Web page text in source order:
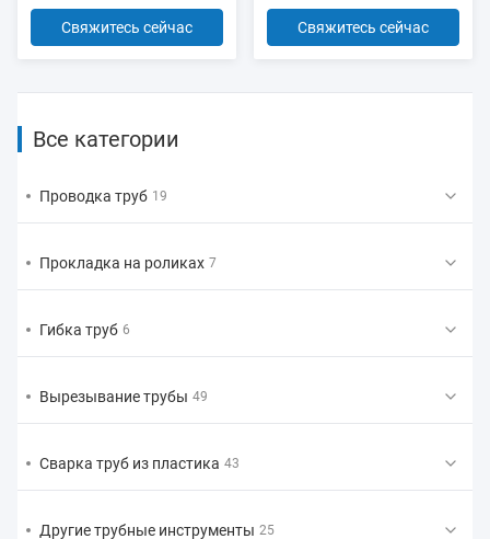
Свяжитесь сейчас Свяжитесь сейчас
Все категории
Проводка труб 19
Прокладка на роликах 7
Гибка труб 6
Вырезывание трубы 49
Сварка труб из пластика 43
Другие трубные инструменты 25